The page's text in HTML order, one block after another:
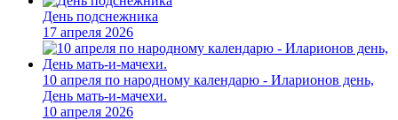
День подснежника
17 апреля 2026
10 апреля по народному календарю - Иларионов день,
День мать-и-мачехи.
10 апреля 2026